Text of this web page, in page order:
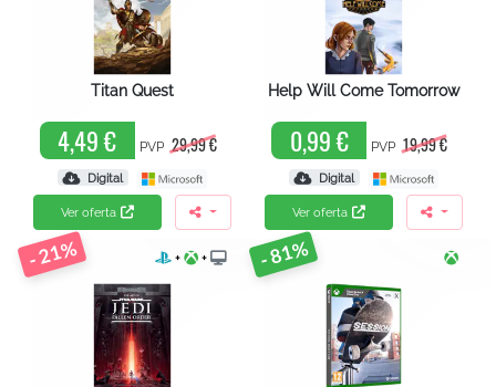
Titan Quest
4,49 € PVP 29,99 €
Digital
Ver oferta
Help Will Come Tomorrow
0,99 € PVP 19,99 €
Digital
Ver oferta
- 21% + + - 81%